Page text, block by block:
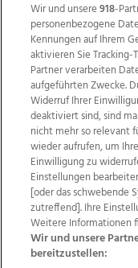
Wir über uns
Datenschutz
AGB Website
Wir und unsere918-
personenbezogene
Kennungen auf Ihrem
aktivieren Sie
Partner verarbeiten
aufgeführten Zwecke.
Widerruf Ihrer
deaktiviert sind, sind
nicht mehr so relevant
wieder aufrufen, um
Einwilligung zu
Einstellungen
[oder das schwebende
zutreffend]. Ihre
Weitere Informationen
Wir und unsere
bereitzustellen: